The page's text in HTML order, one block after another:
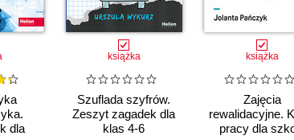
dla
książka
Szuflada szyfrów.
Zeszyt zagadek dla
klas 4-6
książka
Zajęcia
rewalidacyjne.
pracy dla